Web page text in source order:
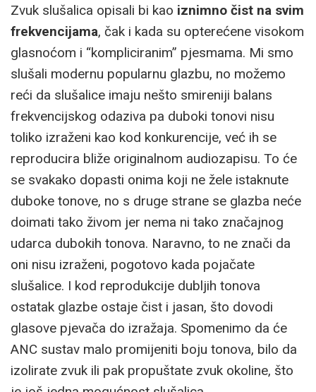
Zvuk slušalica opisali bi kao iznimno čist na svim
frekvencijama, čak i kada su opterećene visokom
glasnoćom i “kompliciranim” pjesmama. Mi smo
slušali modernu popularnu glazbu, no možemo
reći da slušalice imaju nešto smireniji balans
frekvencijskog odaziva pa duboki tonovi nisu
toliko izraženi kao kod konkurencije, već ih se
reproducira bliže originalnom audiozapisu. To će
se svakako dopasti onima koji ne žele istaknute
duboke tonove, no s druge strane se glazba neće
doimati tako živom jer nema ni tako značajnog
udarca dubokih tonova. Naravno, to ne znači da
oni nisu izraženi, pogotovo kada pojačate
slušalice. I kod reprodukcije dubljih tonova
ostatak glazbe ostaje čist i jasan, što dovodi
glasove pjevača do izražaja. Spomenimo da će
ANC sustav malo promijeniti boju tonova, bilo da
izolirate zvuk ili pak propuštate zvuk okoline, što